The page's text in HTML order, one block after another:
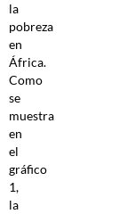
la
pobreza
en
África.
Como
se
muestra
en
el
gráfico
1,
la